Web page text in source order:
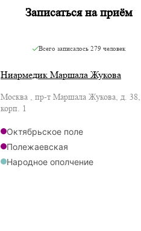
Записаться на приём
Всего записалось 279 человек
Ниармедик Маршала Жукова
Москва , пр-т Маршала Жукова, д. 38,
корп. 1
Октябрьское поле
Полежаевская
Народное ополчение